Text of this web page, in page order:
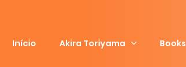
Início Akira Toriyama Books